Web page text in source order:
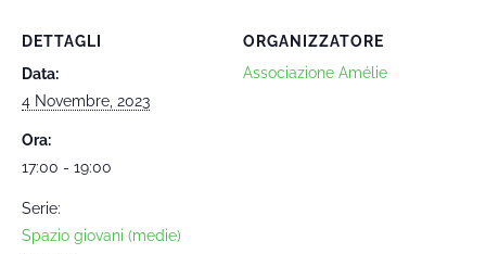
DETTAGLI
Data:
4 Novembre, 2023
Ora:
17:00 - 19:00
Serie:
Spazio giovani (medie)
ORGANIZZATORE
Associazione Amélie